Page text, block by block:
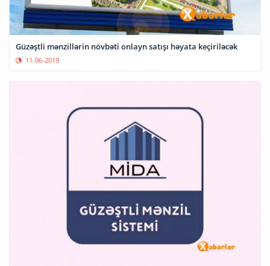
Güzəştli mənzillərin növbəti onlayn satışı həyata keçiriləcək
11-06-2019